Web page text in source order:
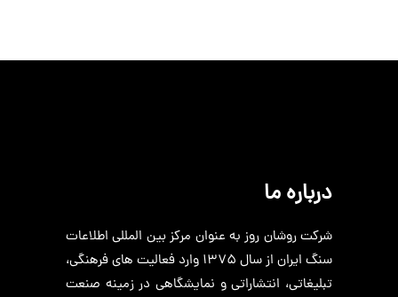
درباره ما
شرکت روشان روز به عنوان مرکز بین المللی اطلاعات
سنگ ایران از سال 1375 وارد فعالیت های فرهنگی،
تبلیغاتی، انتشاراتی و نمایشگاهی در زمینه صنعت